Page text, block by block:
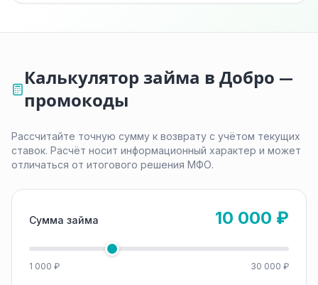
Калькулятор займа в Добро —
промокоды
Рассчитайте точную сумму к возврату с учётом текущих
ставок. Расчёт носит информационный характер и может
отличаться от итогового решения МФО.
Сумма займа 10 000 ₽
1 000 ₽ 30 000 ₽